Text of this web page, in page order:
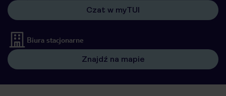
Czat w myTUI
Biura stacjonarne
Znajdź na mapie